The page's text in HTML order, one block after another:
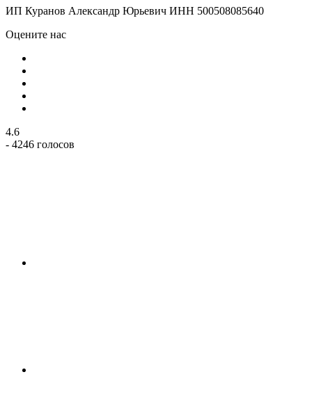
ИП Куранов Александр Юрьевич ИНН 500508085640
Оцените нас
4.6
- 4246 голосов